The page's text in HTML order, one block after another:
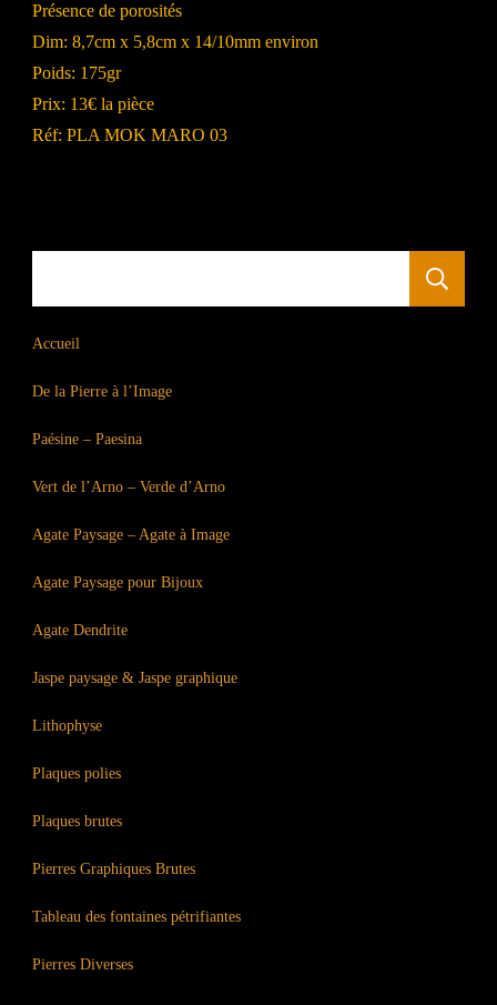
Présence de porosités
Dim: 8,7cm x 5,8cm x 14/10mm environ
Poids: 175gr
Prix: 13€ la pièce
Réf: PLA MOK MARO 03
Accueil
De la Pierre à l’Image
Paésine – Paesina
Vert de l’Arno – Verde d’Arno
Agate Paysage – Agate à Image
Agate Paysage pour Bijoux
Agate Dendrite
Jaspe paysage & Jaspe graphique
Lithophyse
Plaques polies
Plaques brutes
Pierres Graphiques Brutes
Tableau des fontaines pétrifiantes
Pierres Diverses